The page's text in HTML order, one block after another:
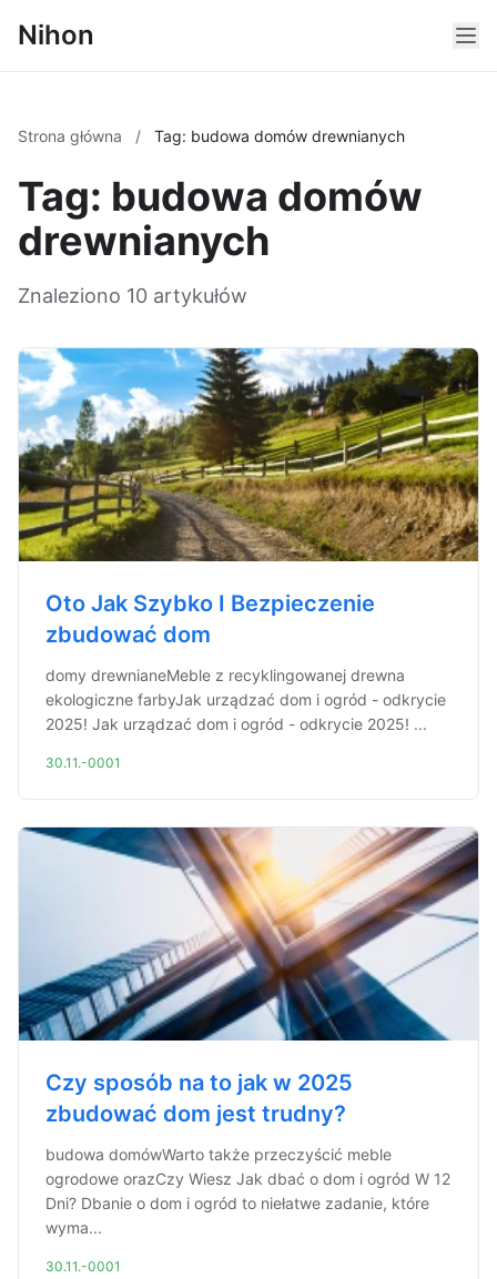
Nihon
Strona główna / Tag: budowa domów drewnianych
Tag: budowa domów
drewnianych
Znaleziono 10 artykułów
Oto Jak Szybko I Bezpieczenie
zbudować dom
domy drewnianeMeble z recyklingowanej drewna
ekologiczne farbyJak urządzać dom i ogród - odkrycie
2025! Jak urządzać dom i ogród - odkrycie 2025! ...
30.11.-0001
Czy sposób na to jak w 2025
zbudować dom jest trudny?
budowa domówWarto także przeczyścić meble
ogrodowe orazCzy Wiesz Jak dbać o dom i ogród W 12
Dni? Dbanie o dom i ogród to niełatwe zadanie, które
wyma...
30.11.-0001